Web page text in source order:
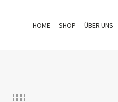
HOME SHOP ÜBER UNS